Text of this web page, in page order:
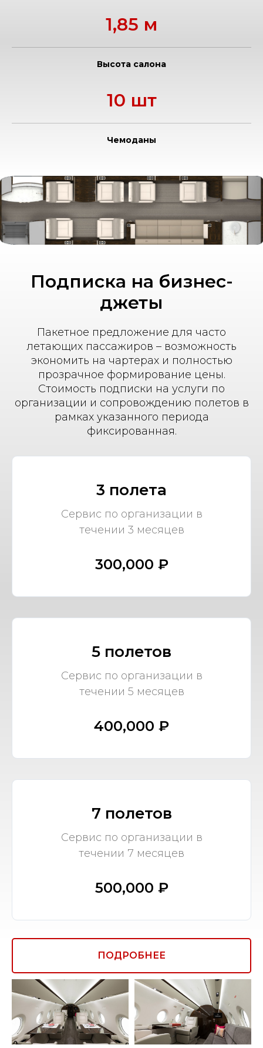
1,85 м
Высота салона
10 шт
Чемоданы
Подписка на бизнес-
джеты
Пакетное предложение для часто
летающих пассажиров – возможность
экономить на чартерах и полностью
прозрачное формирование цены.
Стоимость подписки на услуги по
организации и сопровождению полетов в
рамках указанного периода
фиксированная.
3 полета
Сервис по организации в
течении 3 месяцев
300,000 ₽
5 полетов
Сервис по организации в
течении 5 месяцев
400,000 ₽
7 полетов
Сервис по организации в
течении 7 месяцев
500,000 ₽
ПОДРОБНЕЕ